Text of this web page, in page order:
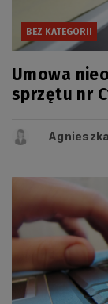
BEZ KATEGORII
Umowa
sprzętu nr